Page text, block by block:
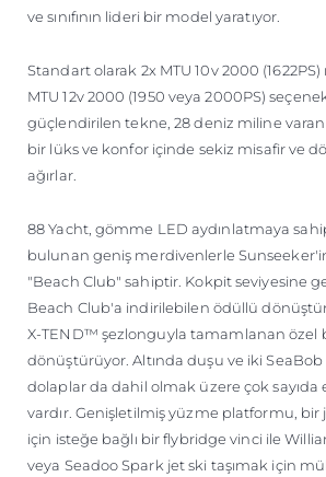
ve sınıfının lideri bir model yaratıyor.
Standart olarak 2x MTU 10v 2000
MTU 12v 2000 (1950 veya 2000PS)
güçlendirilen tekne, 28 deniz miline varan
bir lüks ve konfor içinde sekiz misafir ve
ağırlar.
88 Yacht, gömme LED aydınlatmaya
bulunan geniş merdivenlerle
"Beach Club" sahiptir. Kokpit seviyesine
Beach Club'a indirilebilen ödüllü
X-TEND™ şezlonguyla tamamlanan özel
dönüştürüyor. Altında duşu ve iki
dolaplar da dahil olmak üzere çok sayıda
vardır. Genişletilmiş yüzme platformu, bir
için isteğe bağlı bir flybridge vinci ile
veya Seadoo Spark jet ski taşımak için